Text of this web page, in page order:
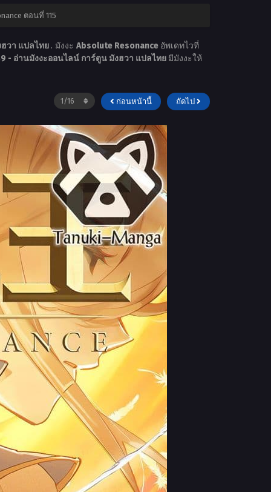
ตอนที่ 115
วา แปลไทย . มังงะ Absolute Resonance อัพเดทไวที่
- อ่านมังงะออนไลน์ การ์ตูน มังฮวา แปลไทย มีมังงะให้
ก่อนหน้านี้ ถัดไป